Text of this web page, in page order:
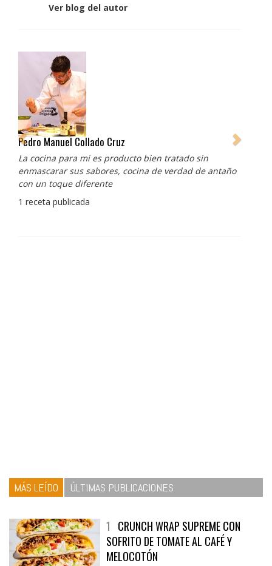
Ver blog del autor
Pedro Manuel Collado Cruz
La cocina para mi es producto bien tratado sin
enmascarar sus sabores, cocina de verdad de antaño
con un toque diferente
1 receta publicada
MÁS LEÍDO ÚLTIMAS PUBLICACIONES
1 CRUNCH WRAP SUPREME CON
SOFRITO DE TOMATE AL CAFÉ Y
MELOCOTÓN